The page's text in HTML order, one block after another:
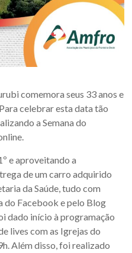
comemora seus 33 anos e
celebrar esta data tão
a Semana do
e aproveitando a
de um carro adquirido
da Saúde, tudo com
do Facebook e pelo Blog
dado início à programação
lives com as Igrejas do
Além disso, foi realizado